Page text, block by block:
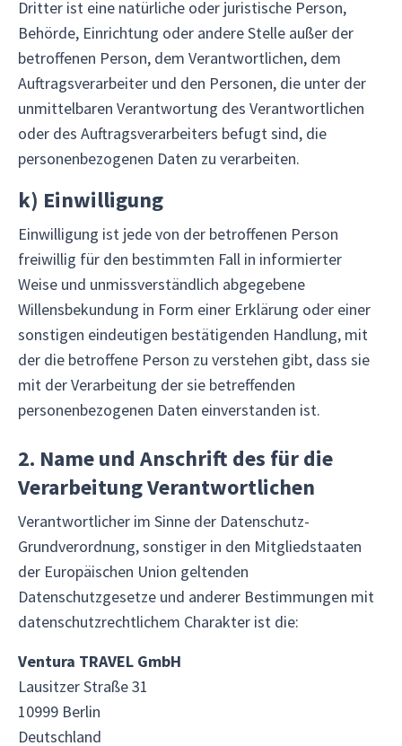
Dritter ist eine natürliche oder juristische Person,
Behörde, Einrichtung oder andere Stelle außer der
betroffenen Person, dem Verantwortlichen, dem
Auftragsverarbeiter und den Personen, die unter der
unmittelbaren Verantwortung des Verantwortlichen
oder des Auftragsverarbeiters befugt sind, die
personenbezogenen Daten zu verarbeiten.
k) Einwilligung
Einwilligung ist jede von der betroffenen Person
freiwillig für den bestimmten Fall in informierter
Weise und unmissverständlich abgegebene
Willensbekundung in Form einer Erklärung oder einer
sonstigen eindeutigen bestätigenden Handlung, mit
der die betroffene Person zu verstehen gibt, dass sie
mit der Verarbeitung der sie betreffenden
personenbezogenen Daten einverstanden ist.
2. Name und Anschrift des für die
Verarbeitung Verantwortlichen
Verantwortlicher im Sinne der Datenschutz-
Grundverordnung, sonstiger in den Mitgliedstaaten
der Europäischen Union geltenden
Datenschutzgesetze und anderer Bestimmungen mit
datenschutzrechtlichem Charakter ist die:
Ventura TRAVEL GmbH
Lausitzer Straße 31
10999 Berlin
Deutschland